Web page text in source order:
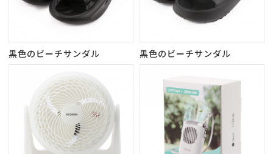
黒色のビーチサンダル 黒色のビーチサンダル